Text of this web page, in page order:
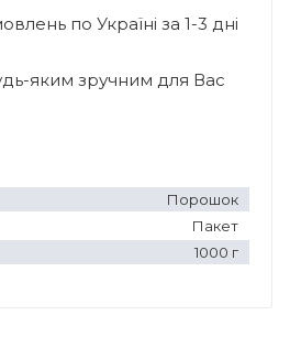
по Україні за 1-3 дні
яким зручним для Вас
Порошок
Пакет
1000 г